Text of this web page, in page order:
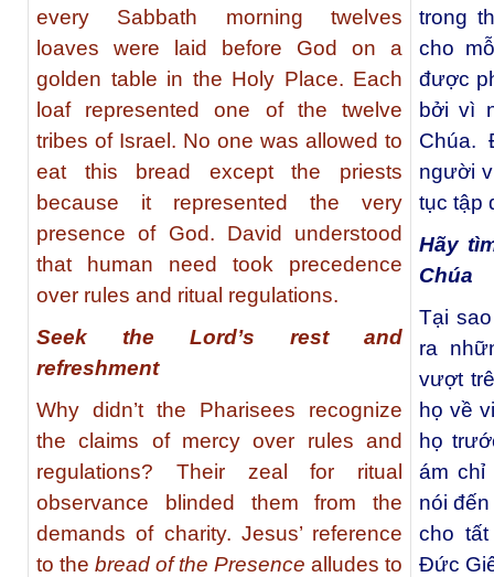
every Sabbath morning twelves
loaves were laid before God on a
golden table in the Holy Place. Each
loaf represented one of the twelve
tribes of Israel. No one was allowed to
eat this bread except the priests
because it represented the very
presence of God. David understood
that human need took precedence
over rules and ritual regulations.
Seek the Lord’s rest and
refreshment
Why didn’t the Pharisees recognize
the claims of mercy over rules and
regulations? Their zeal for ritual
observance blinded them from the
demands of charity. Jesus’ reference
to the bread of the Presence alludes to
trong
cho
được
bởi vì
Chúa.
người
tục tập
Hãy
Chúa
Tại
ra
vượt
họ về
họ
ám
nói
cho
Đức